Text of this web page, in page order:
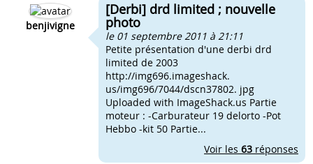
benjivigne
[Derbi] drd limited ; nouvelle
photo
le 01 septembre 2011 à 21:11
Petite présentation d'une derbi drd
limited de 2003
http://img696.imageshack.
us/img696/7044/dscn37802. jpg
Uploaded with ImageShack.us Partie
moteur : -Carburateur 19 delorto -Pot
Hebbo -kit 50 Partie...
Voir les 63 réponses